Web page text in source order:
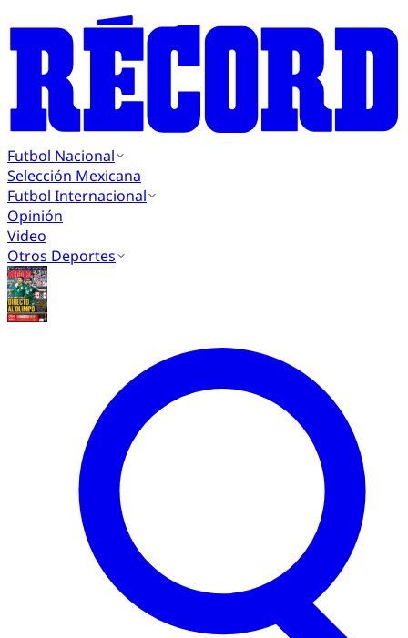
Futbol Nacional
Selección Mexicana
Futbol Internacional
Opinión
Video
Otros Deportes